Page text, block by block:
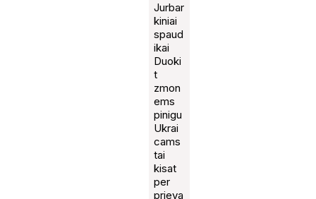
Jurbar
kiniai
spaud
ikai
Duoki
t
zmon
ems
pinigu
Ukrai
cams
tai
kisat
per
prieva